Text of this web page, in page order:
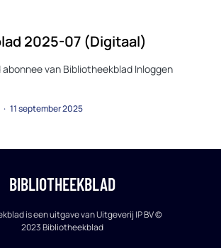
2025-07 (Digitaal)
abonnee van Bibliotheekblad Inloggen
11 september 2025
BIBLIOTHEEKBLAD
is een uitgave van Uitgeverij IP BV ©
2023 Bibliotheekblad